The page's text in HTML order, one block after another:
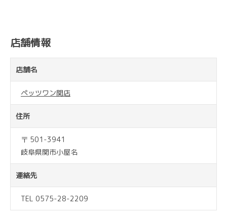
店舗情報
店舗名
ペッツワン関店
住所
〒 501-3941
岐阜県関市小屋名
連絡先
TEL 0575-28-2209